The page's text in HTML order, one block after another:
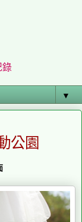
錄
▼
公園